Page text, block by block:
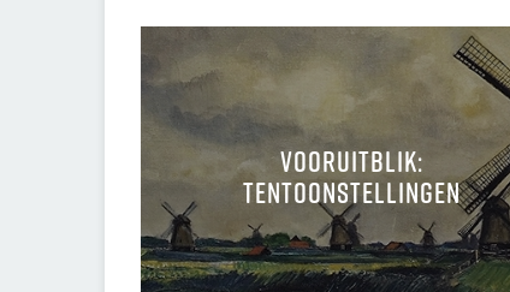
Vooruitblik:
tentoonstellingen